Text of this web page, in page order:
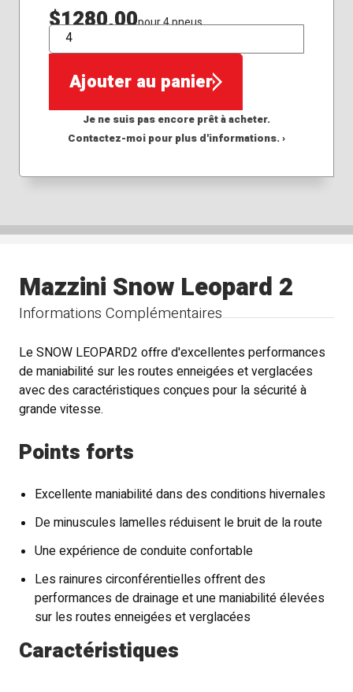
$1280,00pour 4 pneus
QTÉ
Ajouter au panier
Je ne suis pas encore prêt à acheter.
Contactez-moi pour plus d'informations. ›
Informations Complémentaires
Mazzini Snow Leopard 2
Le SNOW LEOPARD2 offre d'excellentes performances
de maniabilité sur les routes enneigées et verglacées
avec des caractéristiques conçues pour la sécurité à
grande vitesse.
Points forts
Excellente maniabilité dans des conditions hivernales
De minuscules lamelles réduisent le bruit de la route
Une expérience de conduite confortable
Les rainures circonférentielles offrent des
performances de drainage et une maniabilité élevées
sur les routes enneigées et verglacées
Caractéristiques